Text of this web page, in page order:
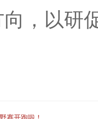
，以研